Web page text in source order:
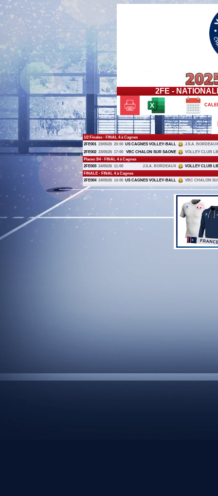
2FE -
1/2 Finales - FINAL 4 à Cagnes
2FE001 23/05/26 20:00 US CAGNES VOLLEY-BALL
J.S.A. BORDEAUX
2FE002 23/05/26 17:00 VBC CHALON SUR SAONE
VOLLEY CLUB
Places 3/4 - FINAL 4 à Cagnes
2FE003 24/05/26 11:00 J.S.A. BORDEAUX
VOLLEY CLUB
FINALE - FINAL 4 à Cagnes
2FE004 24/05/26 14:00 US CAGNES VOLLEY-BALL VBC CHALON